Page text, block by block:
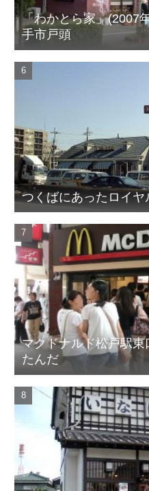
「わかとら家」
手市戸頭
つくばにあったロイヤ
マクドナルド松戸駅
たんだ